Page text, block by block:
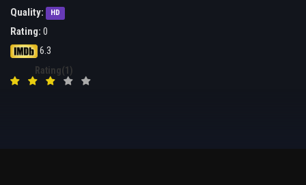
Quality:
HD
Rating: 0
6.3
Rating(1)